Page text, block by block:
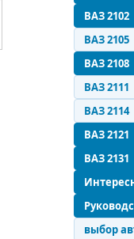
ВАЗ 2102
ВАЗ 2105
ВАЗ 2108
ВАЗ 2111
ВАЗ 2114
ВАЗ 2121
ВАЗ 2131
выбор